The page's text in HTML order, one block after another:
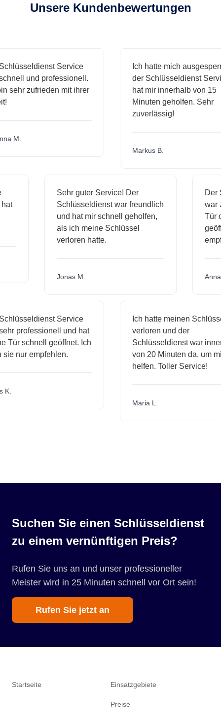
Unsere Kundenbewertungen
Service
und professionell.
sehr zufrieden mit ihrer
M.
Ich hatte mich
der Schlüsseldienst
hat mir innerhalb von 15
Minuten geholfen. Sehr
zuverlässig!
Markus B.
hat
Sehr guter Service! Der
Schlüsseldienst war freundlich
und hat mir schnell geholfen,
als ich meine Schlüssel
verloren hatte.
Jonas M.
Service
professionell und hat
Tür schnell geöffnet. Ich
nur empfehlen.
K.
Ich hatte meinen
verloren und der
Schlüsseldienst war
von 20 Minuten da, um
helfen. Toller Service!
Maria L.
Suchen Sie einen Schlüsseldienst
zu einem vernünftigen Preis?
Rufen Sie uns an und unser professioneller
Meister wird in 25 Minuten schnell vor Ort sein!
Rufen Sie jetzt an
Startseite Einsatzgebiete
Preise